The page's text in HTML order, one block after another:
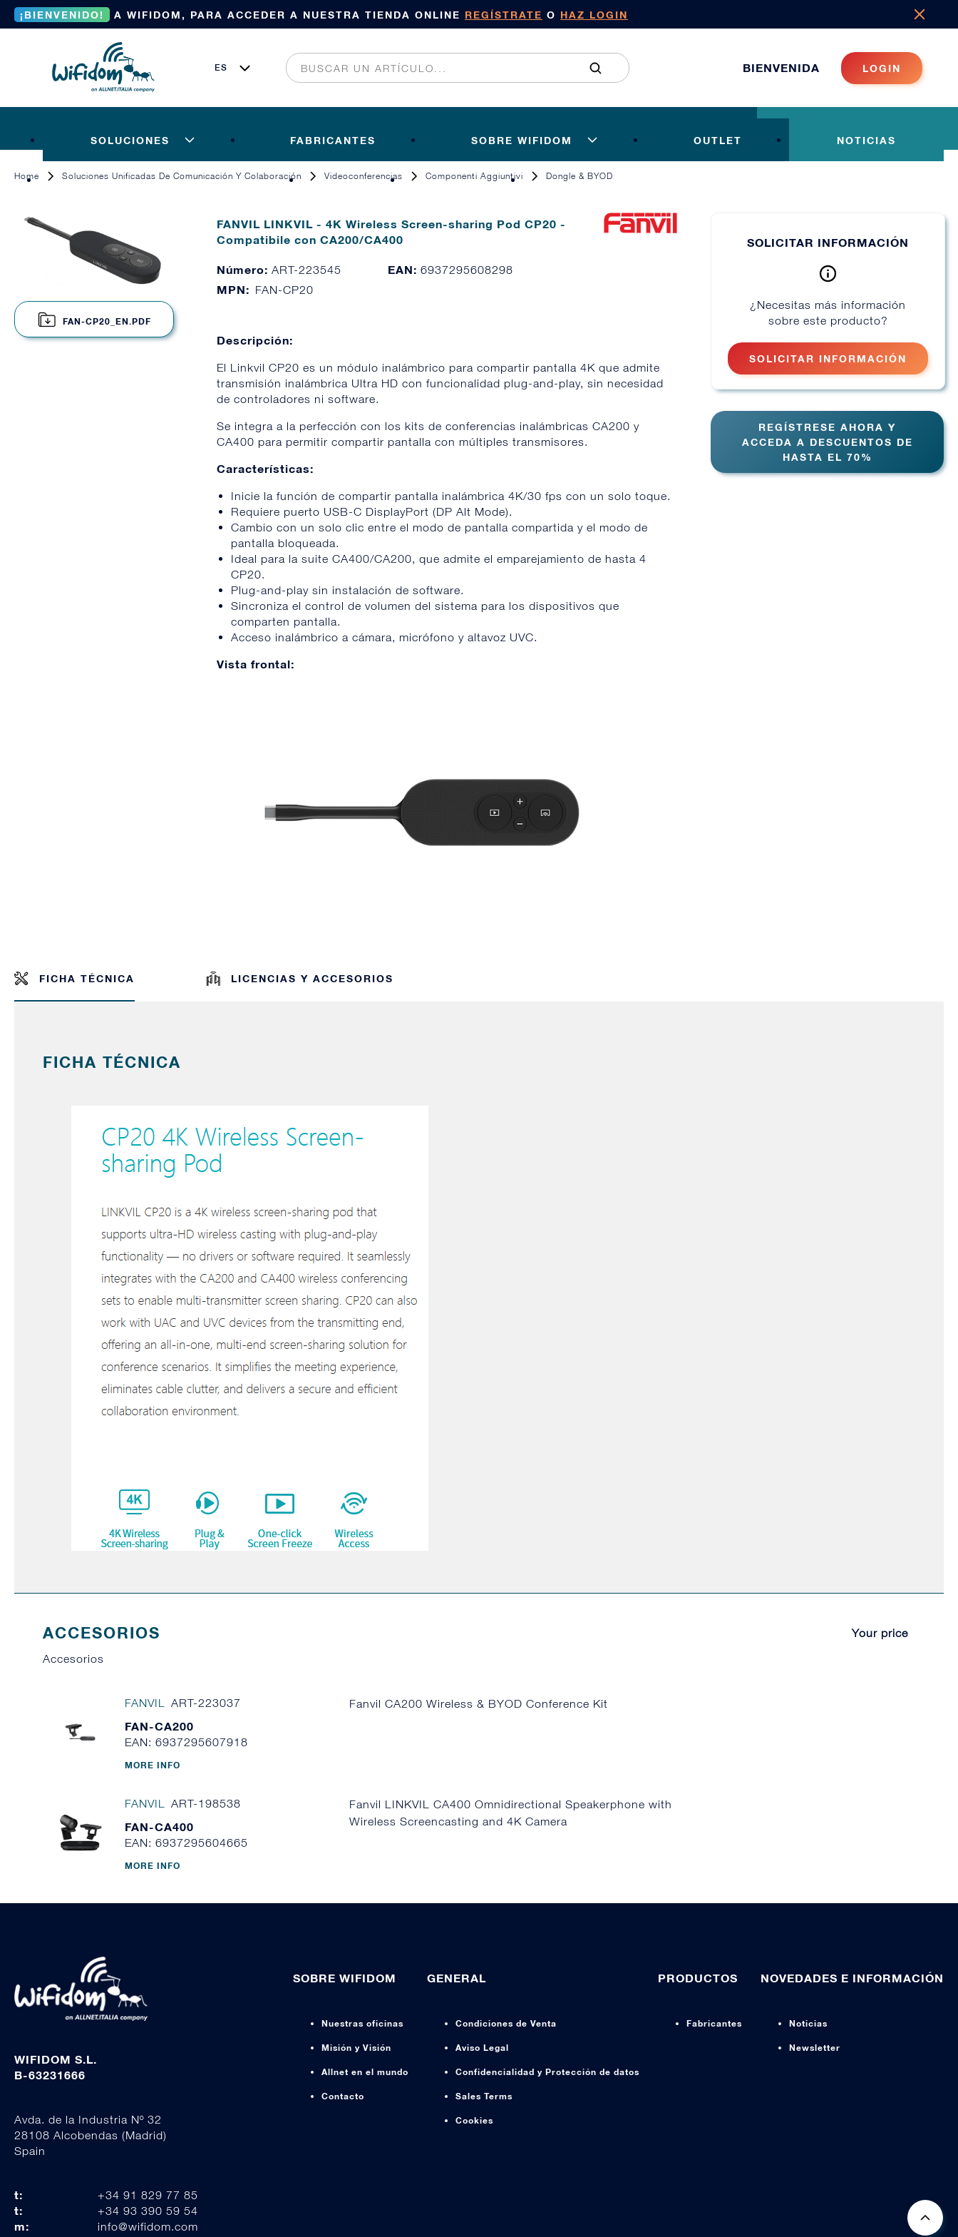
¡BIENVENIDO! A WIFIDOM, PARA ACCEDER A NUESTRA TIENDA ONLINE REGÍSTRATE O HAZ LOGIN
BIENVENIDA LOGIN
SOLUCIONES FABRICANTES SOBRE WIFIDOM OUTLET NOTICIAS
Home Soluciones Unificadas De Comunicación Y Colaboración Videoconferencias Componenti Aggiuntivi Dongle & BYOD
FAN-CP20_EN.PDF
FANVIL LINKVIL - 4K Wireless Screen-sharing Pod CP20 -
Compatibile con CA200/CA400
Número:ART-223545 EAN: 6937295608298
MPN: FAN-CP20
Descripción:
El Linkvil CP20 es un módulo inalámbrico para compartir pantalla 4K que admite
transmisión inalámbrica Ultra HD con funcionalidad plug-and-play, sin necesidad
de controladores ni software.
Se integra a la perfección con los kits de conferencias inalámbricas CA200 y
CA400 para permitir compartir pantalla con múltiples transmisores.
Características:
Inicie la función de compartir pantalla inalámbrica 4K/30 fps con un solo toque.
Requiere puerto USB-C DisplayPort (DP Alt Mode).
Cambio con un solo clic entre el modo de pantalla compartida y el modo de
pantalla bloqueada.
Ideal para la suite CA400/CA200, que admite el emparejamiento de hasta 4
CP20.
Plug-and-play sin instalación de software.
Sincroniza el control de volumen del sistema para los dispositivos que
comparten pantalla.
Acceso inalámbrico a cámara, micrófono y altavoz UVC.
Vista frontal:
SOLICITAR INFORMACIÓN
¿Necesitas más información
sobre este producto?
SOLICITAR INFORMACIÓN
REGÍSTRESE AHORA Y
ACCEDA A DESCUENTOS DE
HASTA EL 70%
FICHA TÉCNICA LICENCIAS Y ACCESORIOS
FICHA TÉCNICA
ACCESORIOS
Your price
Accesorios
FANVIL ART-223037
FAN-CA200
EAN: 6937295607918
MORE INFO
Fanvil CA200 Wireless & BYOD Conference Kit
FANVIL ART-198538
FAN-CA400
EAN: 6937295604665
MORE INFO
Fanvil LINKVIL CA400 Omnidirectional Speakerphone with
Wireless Screencasting and 4K Camera
WIFIDOM S.L.
B-63231666
Avda. de la Industria Nº 32
28108 Alcobendas (Madrid)
Spain
t: +34 91 829 77 85
t: +34 93 390 59 54
m: info@wifidom.com
SOBRE WIFIDOM
Nuestras oficinas
Misión y Visión
Allnet en el mundo
Contacto
GENERAL
Condiciones de Venta
Aviso Legal
Confidencialidad y Protección de datos
Sales Terms
Cookies
PRODUCTOS
Fabricantes
NOVEDADES E INFORMACIÓN
Noticias
Newsletter